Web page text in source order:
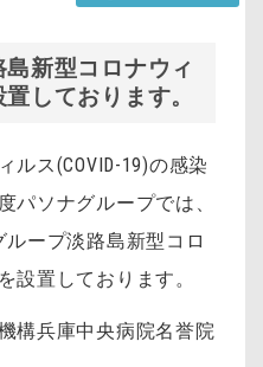
新型コロナウィ
しております。
ルス(COVID-19)の感染
パソナグループでは、
ープ淡路島新型コロ
設置しております。
構兵庫中央病院名誉院